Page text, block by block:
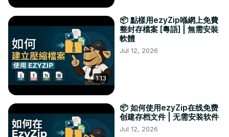
1:13
📦 點樣用ezyZip喺網上免費
整封存檔案 [粵語] | 無需安裝
軟體
Jul 12, 2026
📦 如何使用ezyZip在线免费
创建存档文件 | 无需安装软件
Jul 12, 2026